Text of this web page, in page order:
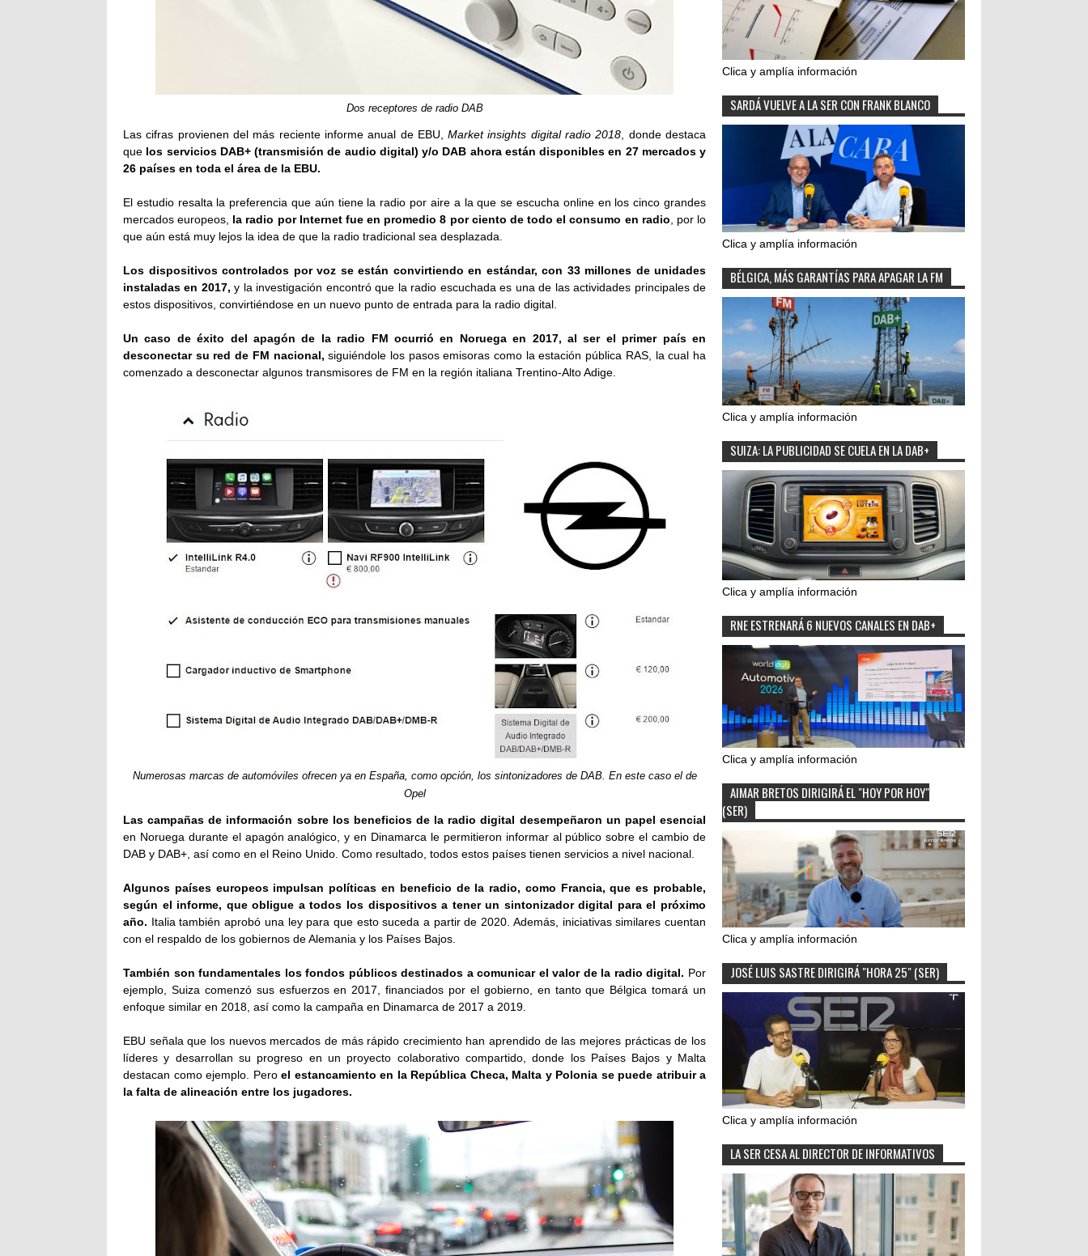
Dos receptores de radio DAB
Las cifras provienen del más reciente informe anual de EBU,Market insights digital radio 2018 , donde destaca
que los servicios DAB+ (transmisión de audio digital) y/o DAB ahora están disponibles en 27 mercados y
26 países en toda el área de la EBU.
El estudio resalta la preferencia que aún tiene la radio por aire a la que se escucha online en los cinco grandes
mercados europeos, la radio por Internet fue en promedio 8 por ciento de todo el consumo en radio , por lo
que aún está muy lejos la idea de que la radio tradicional sea desplazada.
Los dispositivos controlados por voz se están convirtiendo en estándar, con 33 millones de unidades
instaladas en 2017, y la investigación encontró que la radio escuchada es una de las actividades principales de
estos dispositivos, convirtiéndose en un nuevo punto de entrada para la radio digital.
Un caso de éxito del apagón de la radio FM ocurrió en Noruega en 2017, al ser el primer país en
desconectar su red de FM nacional, siguiéndole los pasos emisoras como la estación pública RAS, la cual ha
comenzado a desconectar algunos transmisores de FM en la región italiana Trentino-Alto Adige.
Numerosas marcas de automóviles ofrecen ya en España, como opción, los sintonizadores de DAB. En este caso el de
Opel
Las campañas de información sobre los beneficios de la radio digital desempeñaron un papel esencial
en Noruega durante el apagón analógico, y en Dinamarca le permitieron informar al público sobre el cambio de
DAB y DAB+, así como en el Reino Unido. Como resultado, todos estos países tienen servicios a nivel nacional.
Algunos países europeos impulsan políticas en beneficio de la radio, como Francia, que es probable,
según el informe, que obligue a todos los dispositivos a tener un sintonizador digital para el próximo
año. Italia también aprobó una ley para que esto suceda a partir de 2020. Además, iniciativas similares cuentan
con el respaldo de los gobiernos de Alemania y los Países Bajos.
También son fundamentales los fondos públicos destinados a comunicar el valor de la radio digital. Por
ejemplo, Suiza comenzó sus esfuerzos en 2017, financiados por el gobierno, en tanto que Bélgica tomará un
enfoque similar en 2018, así como la campaña en Dinamarca de 2017 a 2019.
EBU señala que los nuevos mercados de más rápido crecimiento han aprendido de las mejores prácticas de los
líderes y desarrollan su progreso en un proyecto colaborativo compartido, donde los Países Bajos y Malta
destacan como ejemplo. Pero el estancamiento en la República Checa, Malta y Polonia se puede atribuir a
la falta de alineación entre los jugadores.
Clica y amplía información
SARDÁ VUELVE A LA SER CON FRANK BLANCO
Clica y amplía información
BÉLGICA, MÁS GARANTÍAS PARA APAGAR LA FM
Clica y amplía información
SUIZA: LA PUBLICIDAD SE CUELA EN LA DAB+
Clica y amplía información
RNE ESTRENARÁ 6 NUEVOS CANALES EN DAB+
Clica y amplía información
AIMAR BRETOS DIRIGIRÁ EL "HOY POR HOY"
(SER)
Clica y amplía información
JOSÉ LUIS SASTRE DIRIGIRÁ "HORA 25" (SER)
Clica y amplía información
LA SER CESA AL DIRECTOR DE INFORMATIVOS